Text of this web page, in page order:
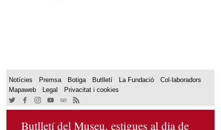
Notícies Premsa Botiga Butlletí La Fundació
Col·laboradors
Mapaweb
Legal Privacitat i cookies
Butlletí del Museu, estigues al dia de